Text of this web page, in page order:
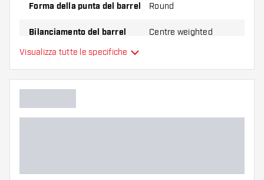
Forma della punta del barrel Round
Bilanciamento del barrel Centre weighted
Materiale delle freccette
Visualizza tutte le specifiche